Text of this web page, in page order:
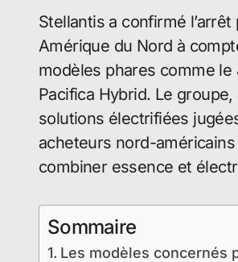
Stellantis a confirmé
Amérique du Nord à
modèles phares comme
Pacifica Hybrid. Le
solutions électrifiées
acheteurs nord-
combiner essence et
Sommaire
Les modèles concernés